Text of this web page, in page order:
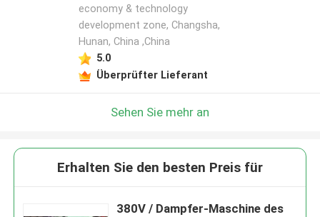
economy & technology
development zone, Changsha,
Hunan, China ,China
5.0
Überprüfter Lieferant
Sehen Sie mehr an
Erhalten Sie den besten Preis für
380V / Dampfer-Maschine des